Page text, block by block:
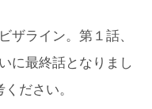
ザライン。第１話、
に最終話となりまし
ださい。